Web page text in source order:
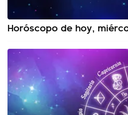
Horóscopo de hoy,